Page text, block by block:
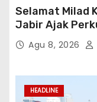
Selamat Milad
Jabir Ajak
Kebersamaan
Agu 8, 2026
HEADLINE